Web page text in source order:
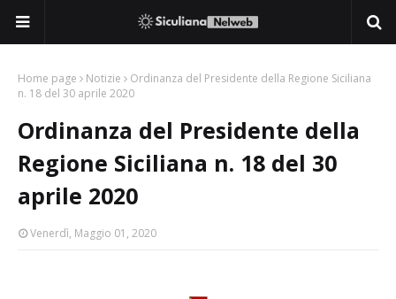
Home page Notizie
Ordinanza del Presidente della Regione Siciliana
n. 18 del 30 aprile 2020
Ordinanza del Presidente della
Regione Siciliana n. 18 del 30
aprile 2020
Venerdì, Maggio 01, 2020